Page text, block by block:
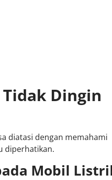
Dingin
diatasi dengan memahami
diperhatikan.
Mobil